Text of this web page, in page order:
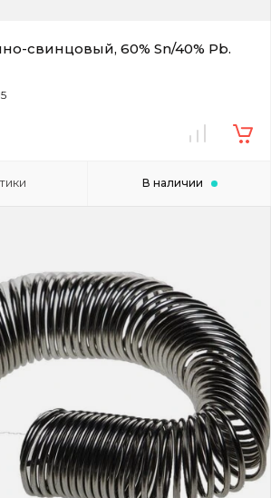
свинцовый, 60% Sn/40% Pb.
В наличии